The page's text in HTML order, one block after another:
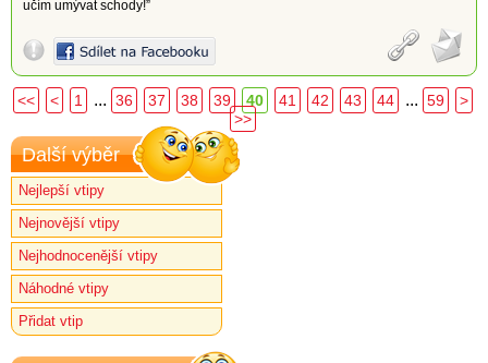
učím umývat schody!”
<< < 1 ... 36 37 38 39 40 41 42 43 44 ... 59
>
>>
Další výběr
Nejlepší vtipy
Nejnovější vtipy
Nejhodnocenější vtipy
Náhodné vtipy
Přidat vtip